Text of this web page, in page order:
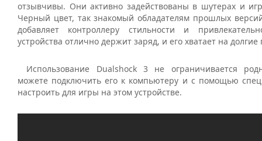
отзывчивы. Они активно задействованы в шутерах и
Черный цвет, так знакомый обладателям прошлых
добавляет контроллеру стильности и
устройства отлично держит заряд, и его хватает на
Использование Dualshock 3 не ограничивается
можете подключить его к компьютеру и с помощью
настроить для игры на этом устройстве.